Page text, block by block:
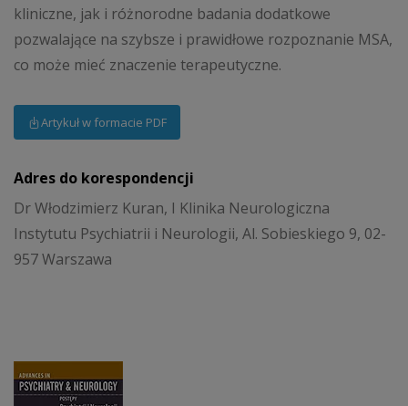
kliniczne, jak i różnorodne badania dodatkowe
pozwalające na szybsze i prawidłowe rozpoznanie MSA,
co może mieć znaczenie terapeutyczne.
Artykuł w formacie PDF
Adres do korespondencji
Dr Włodzimierz Kuran, I Klinika Neurologiczna
Instytutu Psychiatrii i Neurologii, Al. Sobieskiego 9, 02-
957 Warszawa